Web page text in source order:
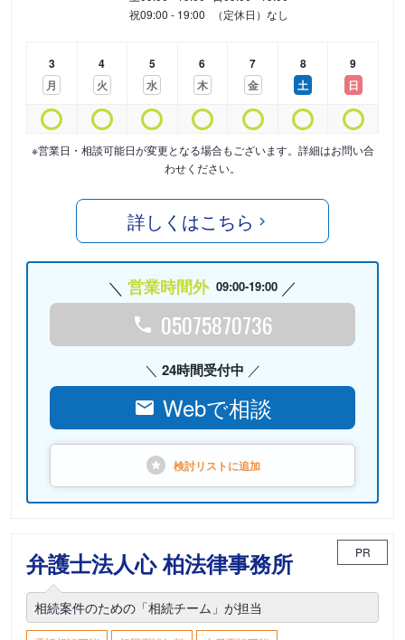
祝09:00 - 19:00 （定休日）なし
3
月
4
火
5
水
6
木
7
金
8
土
9
日
※営業日・相談可能日が変更となる場合もございます。詳細はお問い合
わせください。
詳しくはこちら
営業時間外 09:00-19:00
05075870736
24時間受付中
Webで相談
検討リストに追加
弁護士法人心 柏法律事務所 PR
相続案件のための「相続チーム」が担当